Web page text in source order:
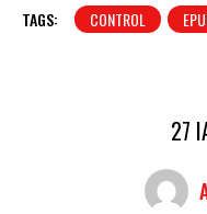
TAGS: CONTROL
27